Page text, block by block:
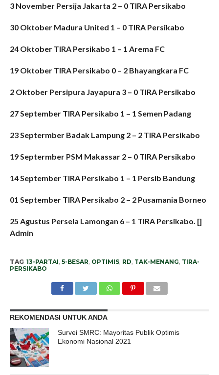
3 November Persija Jakarta 2 – 0 TIRA Persikabo
30 Oktober Madura United 1 – 0 TIRA Persikabo
24 Oktober TIRA Persikabo 1 – 1 Arema FC
19 Oktober TIRA Persikabo 0 – 2 Bhayangkara FC
2 Oktober Persipura Jayapura 3 – 0 TIRA Persikabo
27 September TIRA Persikabo 1 – 1 Semen Padang
23 Septermber Badak Lampung 2 – 2 TIRA Persikabo
19 Septermber PSM Makassar 2 – 0 TIRA Persikabo
14 September TIRA Persikabo 1 – 1 Persib Bandung
01 September TIRA Persikabo 2 – 2 Pusamania Borneo
25 Agustus Persela Lamongan 6 – 1 TIRA Persikabo. []
Admin
TAG 13-PARTAI 5-BESAR OPTIMIS, RD TAK-MENANG TIRA-
PERSIKABO
REKOMENDASI UNTUK ANDA
Survei SMRC: Mayoritas Publik Optimis
Ekonomi Nasional 2021